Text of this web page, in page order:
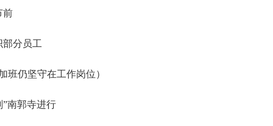
前
分员工
班仍坚守在工作岗位）
”南郭寺进行